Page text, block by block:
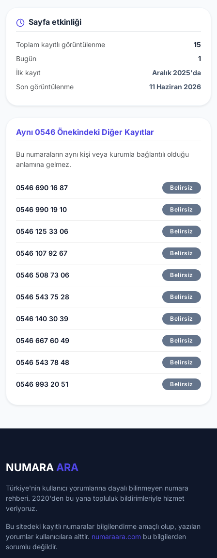
Sayfa etkinliği
Toplam kayıtlı görüntülenme
15
Bugün
1
İlk kayıt
Aralık 2025'da
Son görüntülenme
11 Haziran 2026
Aynı 0546 Önekindeki Diğer Kayıtlar
Bu numaraların aynı kişi veya kurumla bağlantılı olduğu
anlamına gelmez.
0546 690 16 87 Belirsiz
0546 990 19 10 Belirsiz
0546 125 33 06 Belirsiz
0546 107 92 67 Belirsiz
0546 508 73 06 Belirsiz
0546 543 75 28 Belirsiz
0546 140 30 39 Belirsiz
0546 667 60 49 Belirsiz
0546 543 78 48 Belirsiz
0546 993 20 51 Belirsiz
NUMARA ARA
Türkiye'nin kullanıcı yorumlarına dayalı bilinmeyen numara
rehberi. 2020'den bu yana topluluk bildirimleriyle hizmet
veriyoruz.
Bu sitedeki kayıtlı numaralar bilgilendirme amaçlı olup, yazılan
yorumlar kullanıcılara aittir. numaraara.com bu bilgilerden
sorumlu değildir.